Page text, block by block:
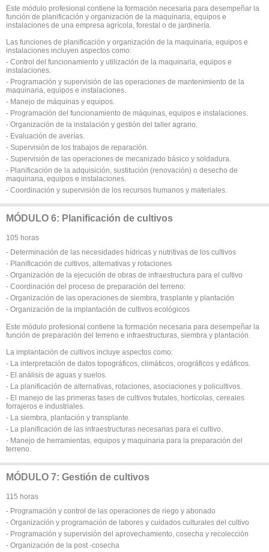
Este módulo profesional contiene la formación necesaria para desempeñar la
función de planificación y organización de la maquinaria, equipos e
instalaciones de una empresa agrícola, forestal o de jardinería.
Las funciones de planificación y organización de la maquinaria, equipos e
instalaciones incluyen aspectos como:
- Control del funcionamiento y utilización de la maquinaria, equipos e
instalaciones.
- Programación y supervisión de las operaciones de mantenimiento de la
maquinaria, equipos e instalaciones.
- Manejo de máquinas y equipos.
- Programación del funcionamiento de máquinas, equipos e instalaciones.
- Organización de la instalación y gestión del taller agrario.
- Evaluación de averías.
- Supervisión de los trabajos de reparación.
- Supervisión de las operaciones de mecanizado básico y soldadura.
- Planificación de la adquisición, sustitución (renovación) o desecho de
maquinaria, equipos e instalaciones.
- Coordinación y supervisión de los recursos humanos y materiales.
MÓDULO 6: Planificación de cultivos
105 horas
- Determinación de las necesidades hídricas y nutritivas de los cultivos
- Planificación de cultivos, alternativas y rotaciones
- Organización de la ejecución de obras de infraestructura para el cultivo
- Coordinación del proceso de preparación del terreno:
- Organización de las operaciones de siembra, trasplante y plantación
- Organización de la implantación de cultivos ecológicos
Este módulo profesional contiene la formación necesaria para desempeñar la
función de preparación del terreno e infraestructuras, siembra y plantación.
La implantación de cultivos incluye aspectos como:
- La interpretación de datos topográficos, climáticos, orográficos y edáficos.
- El análisis de aguas y suelos.
- La planificación de alternativas, rotaciones, asociaciones y policultivos.
- El manejo de las primeras fases de cultivos frutales, hortícolas, cereales
forrajeros e industriales.
- La siembra, plantación y transplante.
- La planificación de las infraestructuras necesarias para el cultivo.
- Manejo de herramientas, equipos y maquinaria para la preparación del
terreno.
MÓDULO 7: Gestión de cultivos
115 horas
- Programación y control de las operaciones de riego y abonado
- Organización y programación de labores y cuidados culturales del cultivo
- Programación y supervisión del aprovechamiento, cosecha y recolección
- Organización de la post -cosecha